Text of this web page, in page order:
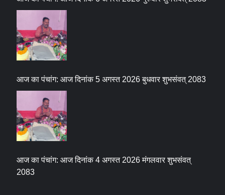
आज का पंचांग: आज दिनांक 5 अगस्त 2026 बुधवार शुभसंवत् 2083
आज का पंचांग: आज दिनांक 4 अगस्त 2026 मंगलवार शुभसंवत्
2083